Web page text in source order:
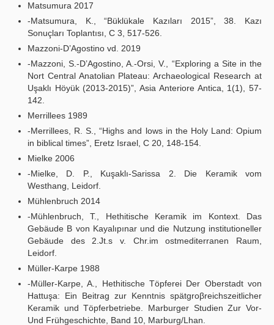
Matsumura 2017
-Matsumura, K., “Büklükale Kazıları 2015”, 38. Kazı
Sonuçları Toplantısı, C 3, 517-526.
Mazzoni-D’Agostino vd. 2019
-Mazzoni, S.-D’Agostino, A.-Orsi, V., “Exploring a Site in the
Nort Central Anatolian Plateau: Archaeological Research at
Uşaklı Höyük (2013-2015)”, Asia Anteriore Antica, 1(1), 57-
142.
Merrillees 1989
-Merrillees, R. S., “Highs and lows in the Holy Land: Opium
in biblical times”, Eretz Israel, C 20, 148-154.
Mielke 2006
-Mielke, D. P., Kuşaklı-Sarissa 2. Die Keramik vom
Westhang, Leidorf.
Mühlenbruch 2014
-Mühlenbruch, T., Hethitische Keramik im Kontext. Das
Gebӓude B von Kayalıpınar und die Nutzung institutioneller
Gebӓude des 2.Jt.s v. Chr.im ostmediterranen Raum,
Leidorf.
Müller-Karpe 1988
-Müller-Karpe, A., Hethitische Töpferei Der Oberstadt von
Hattuşa: Ein Beitrag zur Kenntnis spӓtgroβreichszeitlicher
Keramik und Töpferbetriebe. Marburger Studien Zur Vor-
Und Frühgeschichte, Band 10, Marburg/Lhan.